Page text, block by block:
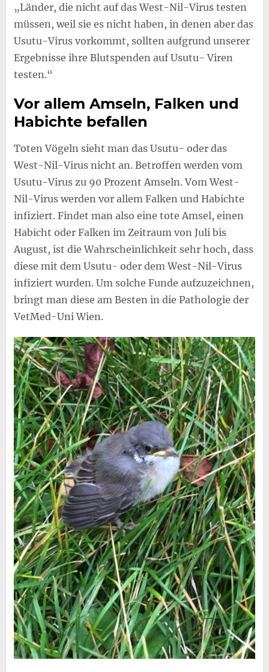
„Länder, die nicht auf das West-Nil-Virus testen
müssen, weil sie es nicht haben, in denen aber das
Usutu-Virus vorkommt, sollten aufgrund unserer
Ergebnisse ihre Blutspenden auf Usutu- Viren
testen.“
Vor allem Amseln, Falken und
Habichte befallen
Toten Vögeln sieht man das Usutu- oder das
West-Nil-Virus nicht an. Betroffen werden vom
Usutu-Virus zu 90 Prozent Amseln. Vom West-
Nil-Virus werden vor allem Falken und Habichte
infiziert. Findet man also eine tote Amsel, einen
Habicht oder Falken im Zeitraum von Juli bis
August, ist die Wahrscheinlichkeit sehr hoch, dass
diese mit dem Usutu- oder dem West-Nil-Virus
infiziert wurden. Um solche Funde aufzuzeichnen,
bringt man diese am Besten in die Pathologie der
VetMed-Uni Wien.